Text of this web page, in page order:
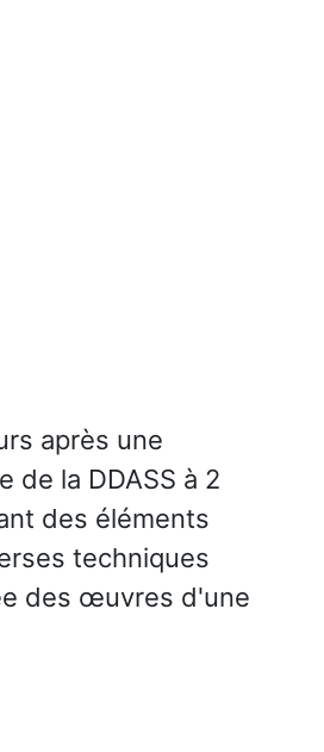
après une
de la DDASS à 2
des éléments
techniques
des œuvres d'une